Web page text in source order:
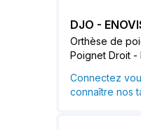
DJO -
Orthèse de
Poignet Droit -
Connectez
connaître nos